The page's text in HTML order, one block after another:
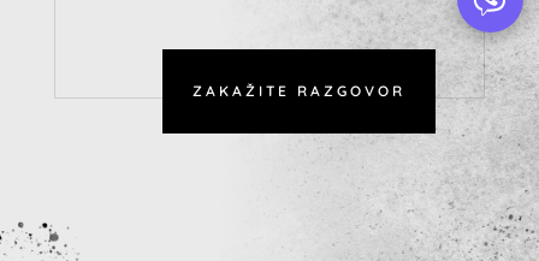
ZAKAŽITE RAZGOVOR